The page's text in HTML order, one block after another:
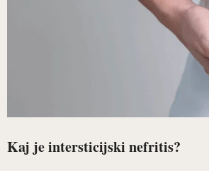
Kaj je intersticijski nefritis?